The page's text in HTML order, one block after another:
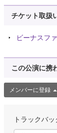
チケット取扱
ビーナスフ
この公演に携
メンバーに登録
トラックバ